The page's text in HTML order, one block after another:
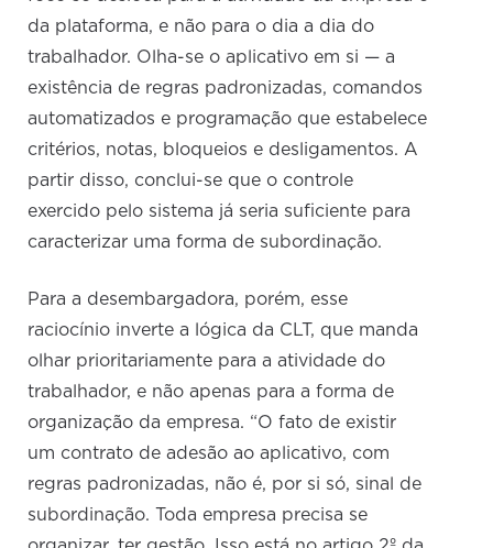
da plataforma, e não para o dia a dia do
trabalhador. Olha-se o aplicativo em si — a
existência de regras padronizadas, comandos
automatizados e programação que estabelece
critérios, notas, bloqueios e desligamentos. A
partir disso, conclui-se que o controle
exercido pelo sistema já seria suficiente para
caracterizar uma forma de subordinação.
Para a desembargadora, porém, esse
raciocínio inverte a lógica da CLT, que manda
olhar prioritariamente para a atividade do
trabalhador, e não apenas para a forma de
organização da empresa. “O fato de existir
um contrato de adesão ao aplicativo, com
regras padronizadas, não é, por si só, sinal de
subordinação. Toda empresa precisa se